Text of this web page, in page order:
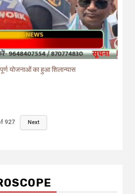
योजनाओं का हुआ शिलान्यास
927 Next